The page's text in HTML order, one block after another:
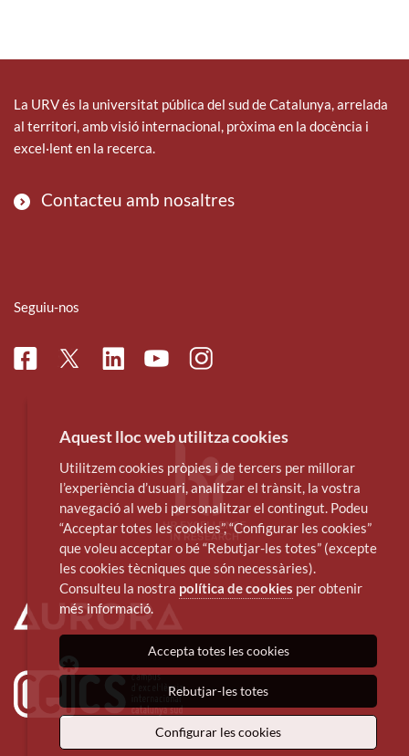
La URV és la universitat pública del sud de Catalunya, arrelada
al territori, amb visió internacional, pròxima en la docència i
excel·lent en la recerca.
Contacteu amb nosaltres
Seguiu-nos
FacebookTwitterLinkedinYoutubeInstagram
Aquest lloc web utilitza cookies
Utilitzem cookies pròpies i de tercers per millorar
l’experiència d’usuari, analitzar el trànsit, la vostra
navegació al web i personalitzar el contingut. Podeu
“Acceptar totes les cookies”, “Configurar les cookies”
que voleu acceptar o bé “Rebutjar-les totes” (excepte
les cookies tècniques que són necessàries).
Consulteu la nostra política de cookies per obtenir
més informació.
Accepta totes les cookies
Rebutjar-les totes
Configurar les cookies